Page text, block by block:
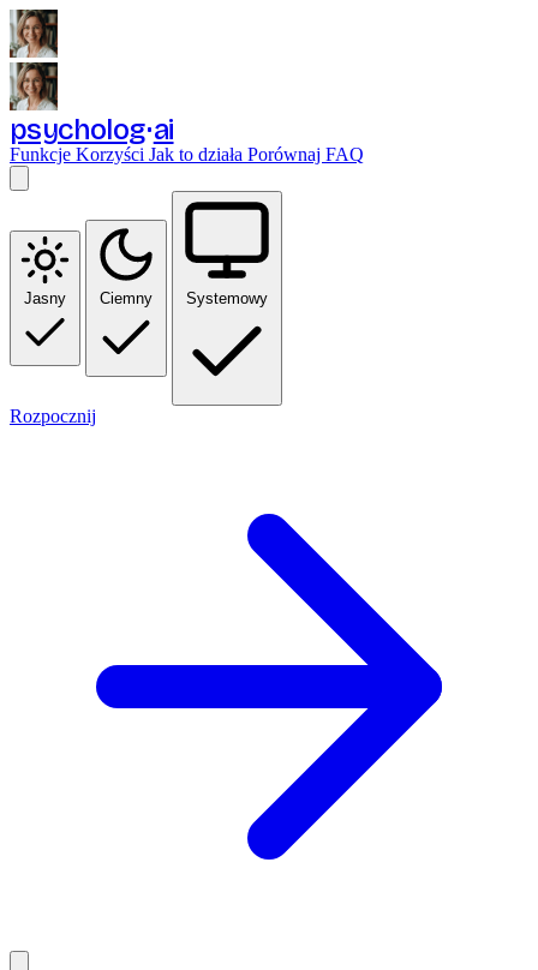
psycholog ai
Funkcje Korzyści Jak to działa Porównaj FAQ
Jasny Ciemny Systemowy
Rozpocznij